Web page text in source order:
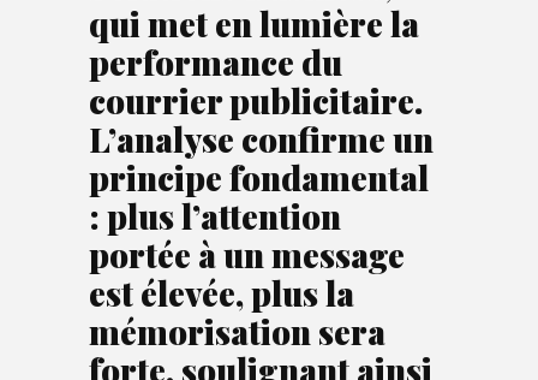
qui met en lumière la
performance du
courrier publicitaire.
L’analyse confirme un
principe fondamental
: plus l’attention
portée à un message
est élevée, plus la
mémorisation sera
forte, soulignant ainsi